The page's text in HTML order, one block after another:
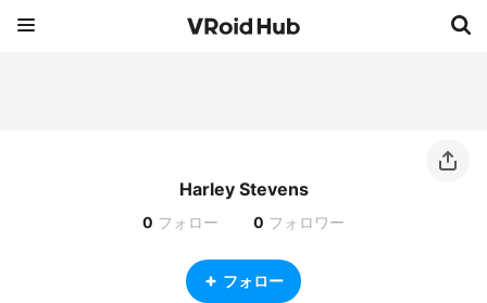
Harley Stevens
0 フォロー 0 フォロワー
フォロー